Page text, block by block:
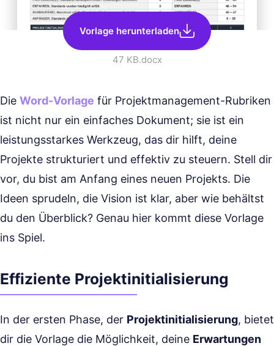
Vorlage herunterladen
47 KB.docx
Die Word-Vorlage für Projektmanagement-Rubriken
ist nicht nur ein einfaches Dokument; sie ist ein
leistungsstarkes Werkzeug, das dir hilft, deine
Projekte strukturiert und effektiv zu steuern. Stell dir
vor, du bist am Anfang eines neuen Projekts. Die
Ideen sprudeln, die Vision ist klar, aber wie behältst
du den Überblick? Genau hier kommt diese Vorlage
ins Spiel.
Effiziente Projektinitialisierung
In der ersten Phase, der Projektinitialisierung, bietet
dir die Vorlage die Möglichkeit, deine Erwartungen